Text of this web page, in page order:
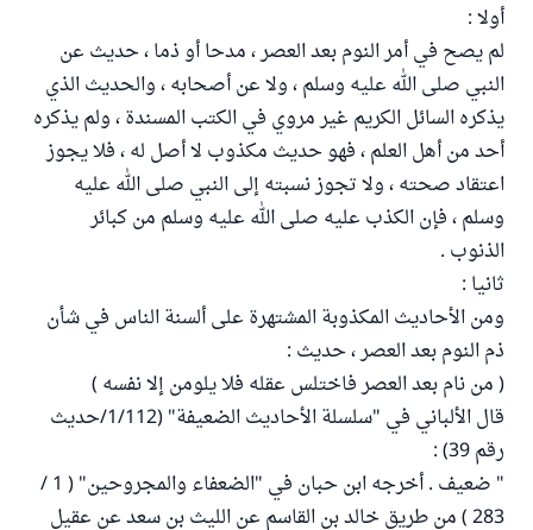
أولا :
لم يصح في أمر النوم بعد العصر ، مدحا أو ذما ، حديث عن
النبي صلى الله عليه وسلم ، ولا عن أصحابه ، والحديث الذي
يذكره السائل الكريم غير مروي في الكتب المسندة ، ولم يذكره
أحد من أهل العلم ، فهو حديث مكذوب لا أصل له ، فلا يجوز
اعتقاد صحته ، ولا تجوز نسبته إلى النبي صلى الله عليه
وسلم ، فإن الكذب عليه صلى الله عليه وسلم من كبائر
الذنوب .
ثانيا :
ومن الأحاديث المكذوبة المشتهرة على ألسنة الناس في شأن
ذم النوم بعد العصر ، حديث :
( من نام بعد العصر فاختلس عقله فلا يلومن إلا نفسه )
قال الألباني في "سلسلة الأحاديث الضعيفة" (1/112/حديث
رقم 39) :
" ضعيف . أخرجه ابن حبان في "الضعفاء والمجروحين" ( 1 /
283 ) من طريق خالد بن القاسم عن الليث بن سعد عن عقيل